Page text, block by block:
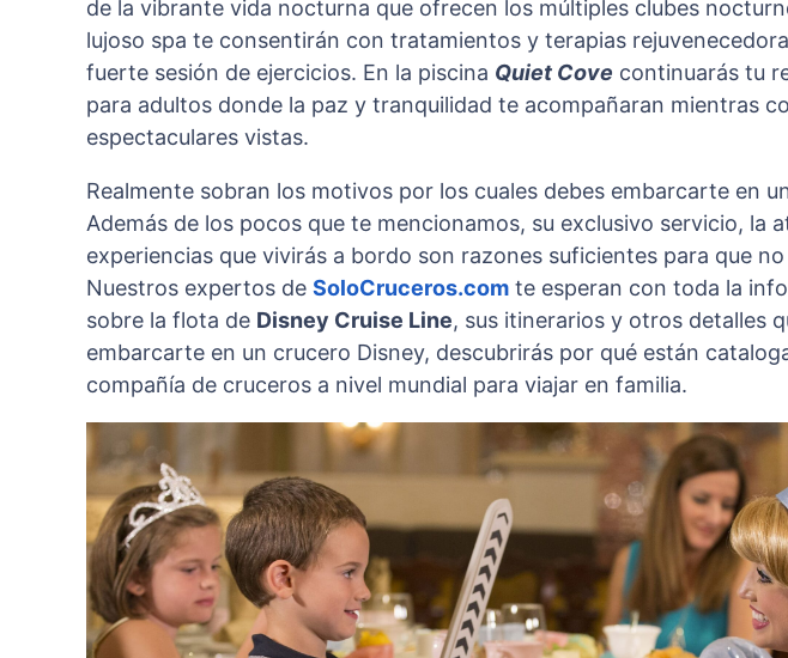
de la vibrante vida nocturna que ofrecen los múltiples clubes
lujoso spa te consentirán con tratamientos y terapias
fuerte sesión de ejercicios. En la piscina Quiet Cove continuarás tu
para adultos donde la paz y tranquilidad te acompañaran mientras
espectaculares vistas.
Realmente sobran los motivos por los cuales debes embarcarte en
Además de los pocos que te mencionamos, su exclusivo servicio, la
experiencias que vivirás a bordo son razones suficientes para que
Nuestros expertos de SoloCruceros.com te esperan con toda la
sobre la flota de Disney Cruise Line, sus itinerarios y otros detalles
embarcarte en un crucero Disney, descubrirás por qué están
compañía de cruceros a nivel mundial para viajar en familia.